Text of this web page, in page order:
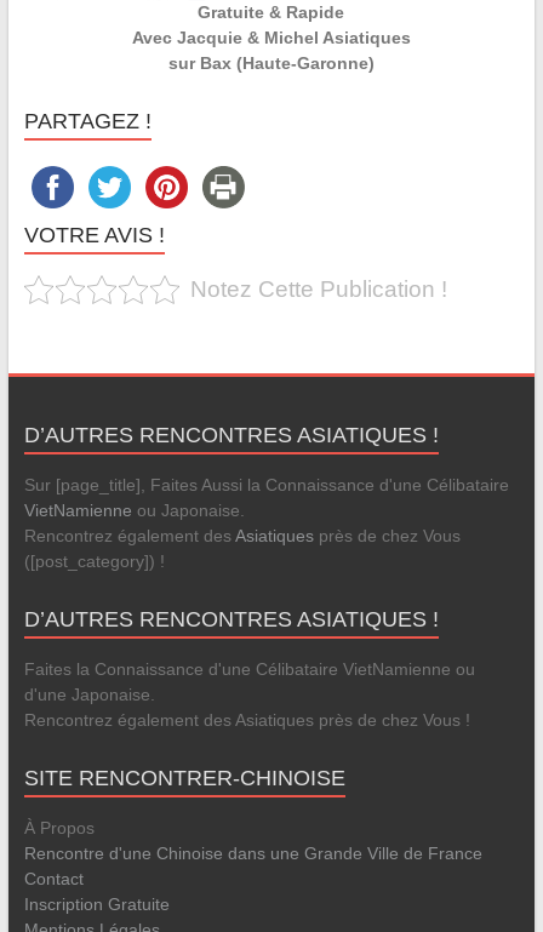
Gratuite & Rapide
Avec Jacquie & Michel Asiatiques
sur Bax (Haute-Garonne)
PARTAGEZ !
VOTRE AVIS !
Notez Cette Publication !
D’AUTRES RENCONTRES ASIATIQUES !
Sur [page_title], Faites Aussi la Connaissance d'une Célibataire
VietNamienne ou Japonaise.
Rencontrez également desAsiatiquesprès de chez Vous
([post_category]) !
D’AUTRES RENCONTRES ASIATIQUES !
Faites la Connaissance d'une Célibataire VietNamienne ou
d'une Japonaise.
Rencontrez également des Asiatiques près de chez Vous !
SITE RENCONTRER-CHINOISE
À Propos
Rencontre d'une Chinoise dans une Grande Ville de France
Contact
Inscription Gratuite